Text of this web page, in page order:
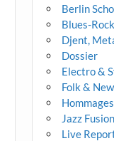
Berlin
Blues-Rock
Djent,
Dossier
Electro &
Folk &
Hommages
Jazz
Live